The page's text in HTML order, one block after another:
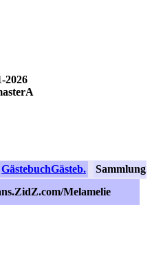
2026
GästebuchGästeb. Sammlung
Melamelie